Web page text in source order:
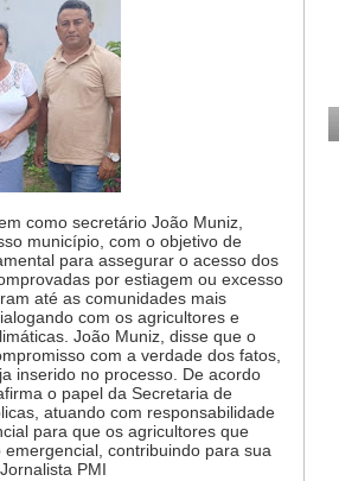
como secretário João Muniz,
município, com o objetivo de
para assegurar o acesso dos
por estiagem ou excesso
até as comunidades mais
com os agricultores e
João Muniz, disse que o
com a verdade dos fatos,
inserido no processo. De acordo
o papel da Secretaria de
atuando com responsabilidade
para que os agricultores que
contribuindo para sua
PMI